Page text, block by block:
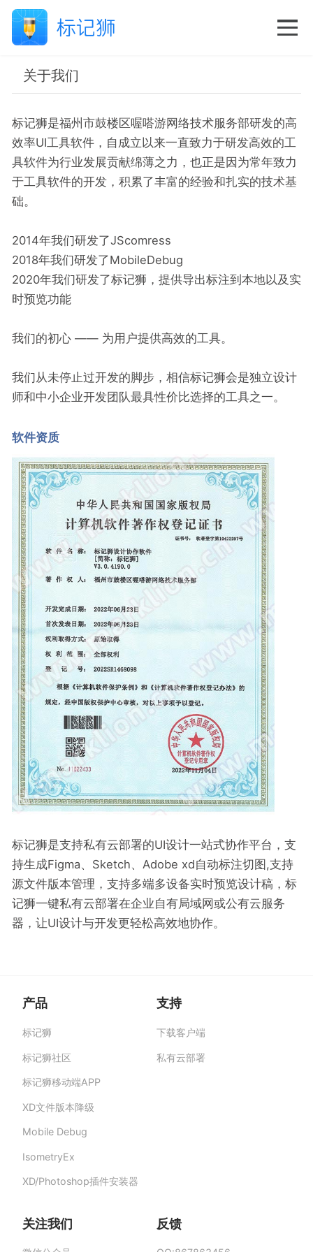
关于我们
标记狮是福州市鼓楼区喔嗒游网络技术服务部研发的高
效率UI工具软件，自成立以来一直致力于研发高效的工
具软件为行业发展贡献绵薄之力，也正是因为常年致力
于工具软件的开发，积累了丰富的经验和扎实的技术基
础。
2014年我们研发了JScomress
2018年我们研发了MobileDebug
2020年我们研发了标记狮，提供导出标注到本地以及实
时预览功能
我们的初心 —— 为用户提供高效的工具。
我们从未停止过开发的脚步，相信标记狮会是独立设计
师和中小企业开发团队最具性价比选择的工具之一。
软件资质
标记狮是支持私有云部署的UI设计一站式协作平台，支
持生成Figma、Sketch、Adobe xd自动标注切图,支持
源文件版本管理，支持多端多设备实时预览设计稿，标
记狮一键私有云部署在企业自有局域网或公有云服务
器，让UI设计与开发更轻松高效地协作。
标记狮私有云-部署在企业私有服务器的快捷高
品数据安全与私密。
产品
标记狮
标记狮社区
标记狮移动端APP
XD文件版本降级
Mobile Debug
IsometryEx
XD/Photoshop插件安装器
支持
下载客户端
私有云部署
关注我们 反馈